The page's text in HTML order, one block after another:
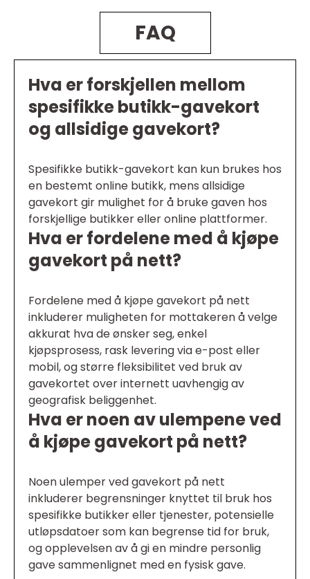
FAQ
Hva er forskjellen mellom
spesifikke butikk-gavekort
og allsidige gavekort?
Spesifikke butikk-gavekort kan kun brukes hos
en bestemt online butikk, mens allsidige
gavekort gir mulighet for å bruke gaven hos
forskjellige butikker eller online plattformer.
Hva er fordelene med å kjøpe
gavekort på nett?
Fordelene med å kjøpe gavekort på nett
inkluderer muligheten for mottakeren å velge
akkurat hva de ønsker seg, enkel
kjøpsprosess, rask levering via e-post eller
mobil, og større fleksibilitet ved bruk av
gavekortet over internett uavhengig av
geografisk beliggenhet.
Hva er noen av ulempene ved
å kjøpe gavekort på nett?
Noen ulemper ved gavekort på nett
inkluderer begrensninger knyttet til bruk hos
spesifikke butikker eller tjenester, potensielle
utløpsdatoer som kan begrense tid for bruk,
og opplevelsen av å gi en mindre personlig
gave sammenlignet med en fysisk gave.